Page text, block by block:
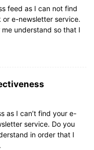
feed as I can not find
e-newsletter service.
me understand so that I
as I can’t find your e-
service. Do you
in order that I